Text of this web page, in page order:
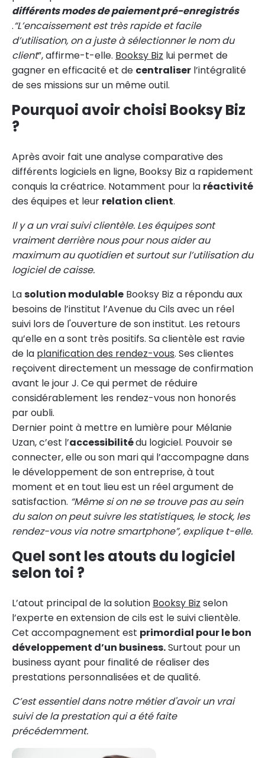
différents modes de paiement pré-enregistrés
.“L’encaissement est très rapide et facile
d’utilisation, on a juste à sélectionner le nom du
client”, affirme-t-elle. Booksy Biz lui permet de
gagner en efficacité et de centraliser l’intégralité
de ses missions sur un même outil.
Pourquoi avoir choisi Booksy Biz
?
Après avoir fait une analyse comparative des
différents logiciels en ligne, Booksy Biz a rapidement
conquis la créatrice. Notamment pour la réactivité
des équipes et leur relation client.
Il y a un vrai suivi clientèle. Les équipes sont
vraiment derrière nous pour nous aider au
maximum au quotidien et surtout sur l’utilisation du
logiciel de caisse.
Lasolution modulable Booksy Biz a répondu aux
besoins de l’institut l’Avenue du Cils avec un réel
suivi lors de l'ouverture de son institut. Les retours
qu’elle en a sont très positifs. Sa clientèle est ravie
de la planification des rendez-vous. Ses clientes
reçoivent directement un message de confirmation
avant le jour J. Ce qui permet de réduire
considérablement les rendez-vous non honorés
par oubli.
Dernier point à mettre en lumière pour Mélanie
Uzan, c’est l’accessibilitédu logiciel. Pouvoir se
connecter, elle ou son mari qui l’accompagne dans
le développement de son entreprise, à tout
moment et en tout lieu est un réel argument de
satisfaction. “Même si on ne se trouve pas au sein
du salon on peut suivre les statistiques, le stock, les
rendez-vous via notre smartphone”, explique t-elle.
Quel sont les atouts du logiciel
selon toi ?
L’atout principal de la solution Booksy Biz selon
l’experte en extension de cils est le suivi clientèle.
Cet accompagnement est primordial pour le bon
développement d’un business.Surtout pour un
business ayant pour finalité de réaliser des
prestations personnalisées et de qualité.
C’est essentiel dans notre métier d'avoir un vrai
suivi de la prestation qui a été faite
précédemment.